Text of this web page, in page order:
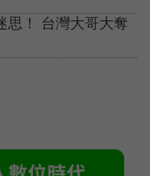
思！ 台灣大哥大奪